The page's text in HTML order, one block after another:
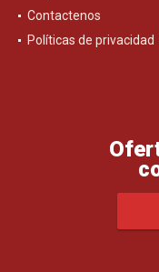
Contactenos
Políticas de privacidad